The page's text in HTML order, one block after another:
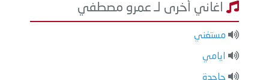
اغاني أخرى لـ عمرو مصطفي
مستغني
ايامي
جاحدة